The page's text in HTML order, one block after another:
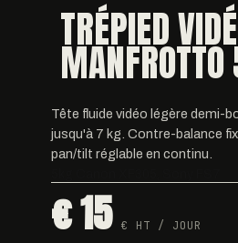
TRÉPIED
Tête fluide vidéo légère demi-
jusqu'à 7 kg. Contre-balance
pan/tilt réglable en continu.
€ 15 € HT / JOUR